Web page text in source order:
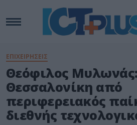
ΕΠΙΧΕΙΡΗΣΕΙΣ
Θεόφιλος
Θεσσαλονίκη από
περιφερειακός
διεθνής